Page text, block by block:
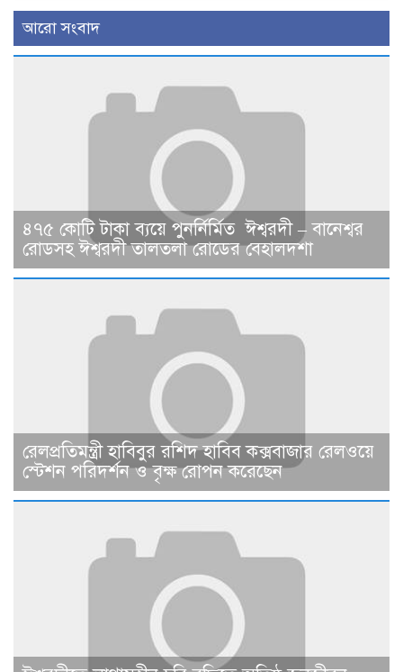
আরো সংবাদ
৪৭৫ কোটি টাকা ব্যয়ে পুনর্নির্মিত ঈশ্বরদী – বানেশ্বর
রোডসহ ঈশ্বরদী তালতলা রোডের বেহালদশা
রেলপ্রতিমন্ত্রী হাবিবুর রশিদ হাবিব কক্সবাজার রেলওয়ে
স্টেশন পরিদর্শন ও বৃক্ষ রোপন করেছেন